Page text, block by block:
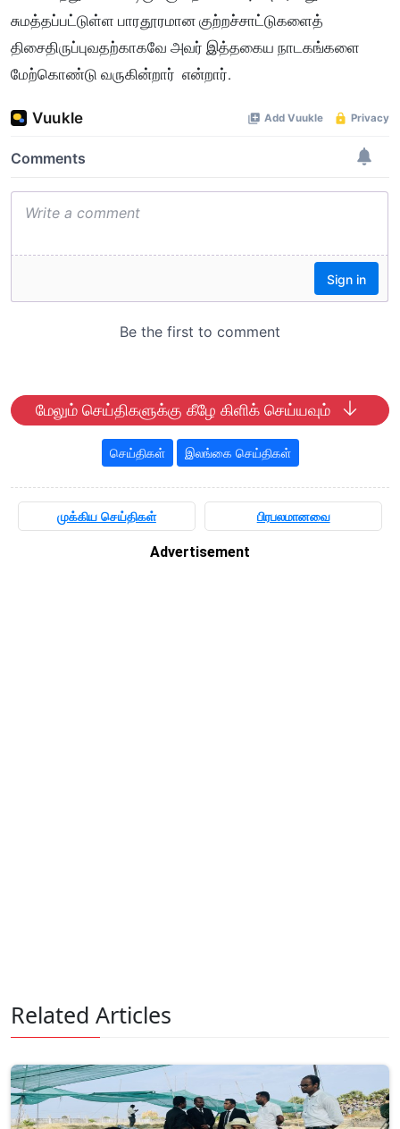
சுமத்தப்பட்டுள்ள பாரதூரமான குற்றச்சாட்டுகளைத்
திசைதிருப்புவதற்காகவே அவர் இத்தகைய நாடகங்களை
மேற்கொண்டு வருகின்றார் என்றார்.
மேலும் செய்திகளுக்கு கீழே கிளிக் செய்யவும்
செய்திகள் இலங்கை செய்திகள்
முக்கிய செய்திகள் பிரபலமானவை
Advertisement
Related Articles